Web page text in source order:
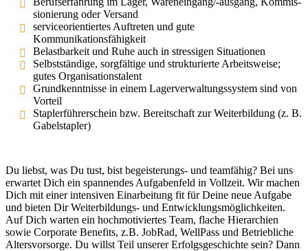
sio­nierung oder Versand
service­ori­en­tiertes Auftreten und gute
Kommunikationsfähigkeit
Belast­barkeit und Ruhe auch in stres­sigen Situationen
Selbst­ständige, sorgfältige und struk­tu­rierte Arbeits­weise;
gutes Organisationstalent
Grund­kennt­nisse in einem Lager­ver­wal­tungs­system sind von
Vorteil
Stapler­füh­rer­schein bzw. Bereit­schaft zur Weiter­bildung (z. B.
Gabelstapler)
Du liebst, was Du tust, bist begeis­te­rungs- und teamfähig? Bei uns
erwartet Dich ein spannendes Aufga­benfeld in Vollzeit. Wir machen
Dich mit einer inten­siven Einar­beitung fit für Deine neue Aufgabe
und bieten Dir Weiter­bil­dungs- und Entwick­lungs­mög­lich­keiten.
Auf Dich warten ein hochmo­ti­viertes Team, flache Hierar­chien
sowie Corporate Benefits, z.B. JobRad, WellPass und Betrieb­liche
Alters­vor­sorge. Du willst Teil unserer Erfolgs­ge­schichte sein? Dann